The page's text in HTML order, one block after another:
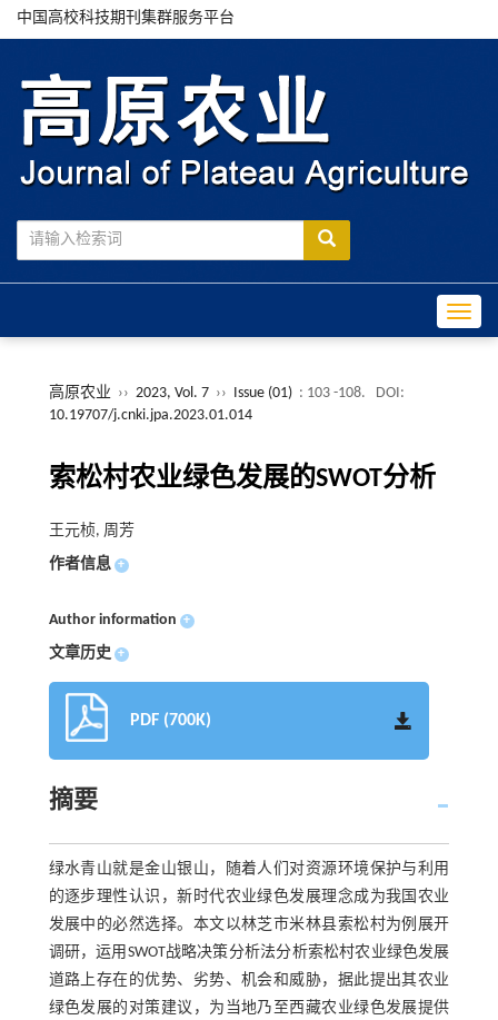
中国高校科技期刊集群服务平台
高原农业 ›› 2023, Vol. 7 ›› Issue (01) : 103 -108.
DOI:
10.19707/j.cnki.jpa.2023.01.014
索松村农业绿色发展的SWOT分析
王元桢, 周芳
作者信息 +
Author information +
文章历史 +
PDF (700K)
摘要
绿水青山就是金山银山，随着人们对资源环境保护与利用
的逐步理性认识，新时代农业绿色发展理念成为我国农业
发展中的必然选择。本文以林芝市米林县索松村为例展开
调研，运用SWOT战略决策分析法分析索松村农业绿色发展
道路上存在的优势、劣势、机会和威胁，据此提出其农业
绿色发展的对策建议，为当地乃至西藏农业绿色发展提供